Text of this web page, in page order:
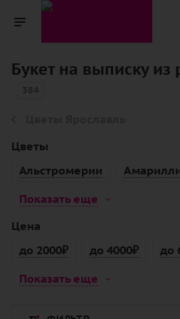
Букет на выписку
Цветы
Альстромерии
Показать еще
Цена
до 2000₽
до 4000₽
до
Показать еще